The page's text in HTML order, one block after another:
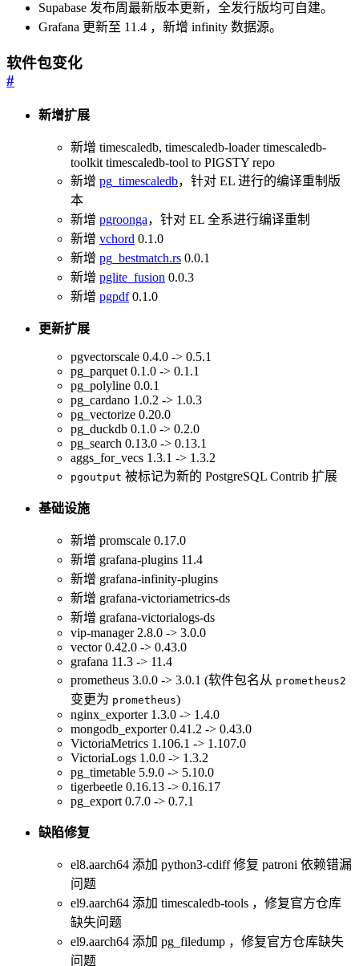
Supabase 发布周最新版本更新，全发行版均可自建。
Grafana 更新至 11.4 ，新增 infinity 数据源。
软件包变化
#
新增扩展
新增 timescaledb, timescaledb-loader timescaledb-
toolkit timescaledb-tool to PIGSTY repo
新增 pg_timescaledb，针对 EL 进行的编译重制版
本
新增 pgroonga，针对 EL 全系进行编译重制
新增 vchord 0.1.0
新增 pg_bestmatch.rs 0.0.1
新增 pglite_fusion 0.0.3
新增 pgpdf0.1.0
更新扩展
pgvectorscale 0.4.0 -> 0.5.1
pg_parquet 0.1.0 -> 0.1.1
pg_polyline 0.0.1
pg_cardano 1.0.2 -> 1.0.3
pg_vectorize 0.20.0
pg_duckdb 0.1.0 -> 0.2.0
pg_search 0.13.0 -> 0.13.1
aggs_for_vecs 1.3.1 -> 1.3.2
pgoutput 被标记为新的 PostgreSQL Contrib 扩展
基础设施
新增 promscale 0.17.0
新增 grafana-plugins 11.4
新增 grafana-infinity-plugins
新增 grafana-victoriametrics-ds
新增 grafana-victorialogs-ds
vip-manager 2.8.0 -> 3.0.0
vector 0.42.0 -> 0.43.0
grafana 11.3 -> 11.4
prometheus 3.0.0 -> 3.0.1 (软件包名从 prometheus2
变更为 prometheus)
nginx_exporter 1.3.0 -> 1.4.0
mongodb_exporter 0.41.2 -> 0.43.0
VictoriaMetrics 1.106.1 -> 1.107.0
VictoriaLogs 1.0.0 -> 1.3.2
pg_timetable 5.9.0 -> 5.10.0
tigerbeetle 0.16.13 -> 0.16.17
pg_export 0.7.0 -> 0.7.1
缺陷修复
el8.aarch64 添加 python3-cdiff 修复 patroni 依赖错漏
问题
el9.aarch64 添加 timescaledb-tools ，修复官方仓库
缺失问题
el9.aarch64 添加 pg_filedump ，修复官方仓库缺失
问题